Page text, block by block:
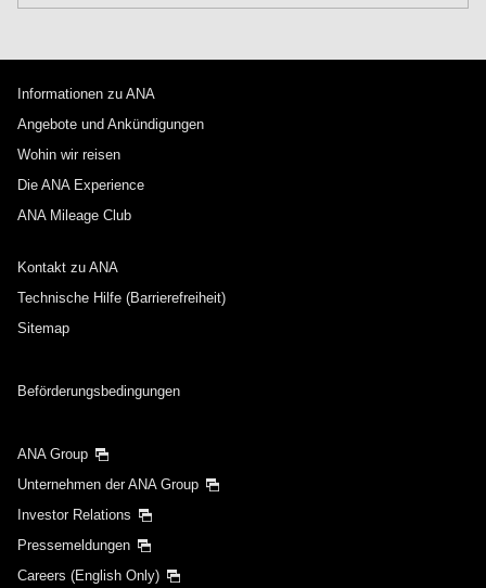
Tarifart nicht angegeben
Abflugdatum und Zeitfenster für die Hinreise
Wählen Sie das Datum aus
Keine angegebenen Zeiten
Transitflughäfen und Uhrzeit für den Umstieg
hinzufügen
Rückreise
Wählen Sie das Datum aus
Keine angegebenen Zeiten
Transitflughäfen und Uhrzeit für den Umstieg
suchen
Informationen zu ANA
Angebote und Ankündigungen
Wohin wir reisen
Die ANA Experience
ANA Mileage Club
Kontakt zu ANA
Technische Hilfe (Barrierefreiheit)
Sitemap
Beförderungsbedingungen
ANA Group
Unternehmen der ANA Group
Investor Relations
Pressemeldungen
Careers (English Only)